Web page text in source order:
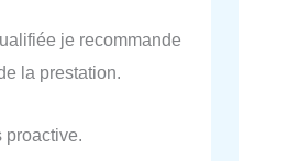
je recommande
la prestation.
proactive.